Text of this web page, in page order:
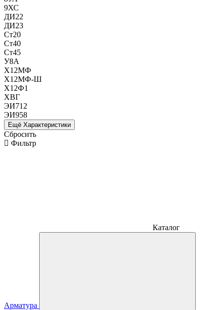
9ХС
ДИ22
ДИ23
Ст20
Ст40
Ст45
У8А
Х12МФ
Х12МФ-Ш
Х12Ф1
ХВГ
ЭИ712
ЭИ958
Ещё Характеристики
Сбросить
Фильтр
Каталог
Арматура